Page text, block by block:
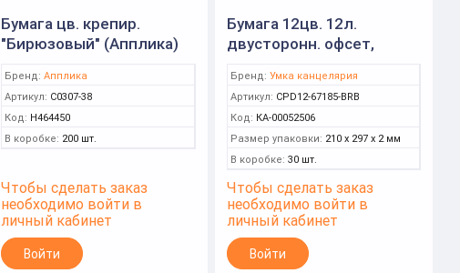
Бумага цв. крепир.
"Бирюзовый" (Апплика)
Бренд: Апплика
Артикул: С0307-38
Код: Н464450
В коробке: 200 шт.
Чтобы сделать заказ
необходимо войти в
личный кабинет
Войти
Бумага 12цв. 12л.
двусторонн. офсет,
Бренд: Умка канцелярия
Артикул: CPD12-67185-BRB
Код: КА-00052506
Размер упаковки: 210 x 297 x 2 мм
В коробке: 30 шт.
Чтобы сделать заказ
необходимо войти в
личный кабинет
Войти